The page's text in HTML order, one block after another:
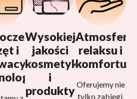
i
Wysokiej
jakości
kosmetyki
i
produkty
Atmosfera
relaksu i
komfortu
Oferujemy nie
tylko zabiegi,